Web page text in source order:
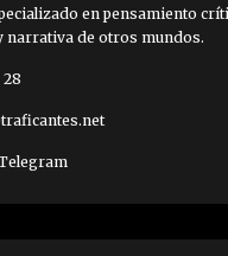
en pensamiento
narrativa de otros mundos.
28